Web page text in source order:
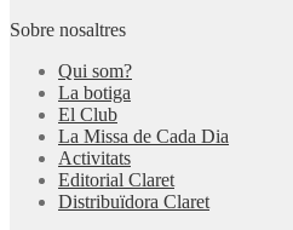
Sobre nosaltres
Qui som?
La botiga
El Club
La Missa de Cada Dia
Activitats
Editorial Claret
Distribuïdora Claret